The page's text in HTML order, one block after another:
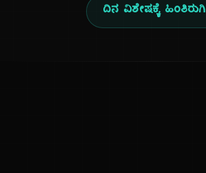
ದಿನ ವಿಶೇಷಕ್ಕೆ ಹಿಂತಿರುಗಿ